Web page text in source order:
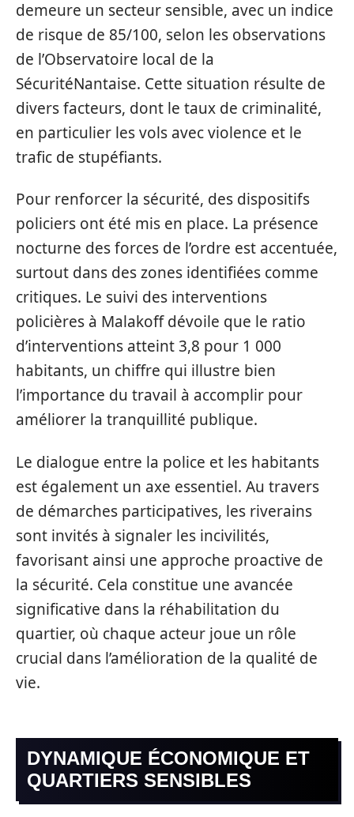
demeure un secteur sensible, avec un indice
de risque de 85/100, selon les observations
de l’Observatoire local de la
SécuritéNantaise. Cette situation résulte de
divers facteurs, dont le taux de criminalité,
en particulier les vols avec violence et le
trafic de stupéfiants.
Pour renforcer la sécurité, des dispositifs
policiers ont été mis en place. La présence
nocturne des forces de l’ordre est accentuée,
surtout dans des zones identifiées comme
critiques. Le suivi des interventions
policières à Malakoff dévoile que le ratio
d’interventions atteint 3,8 pour 1 000
habitants, un chiffre qui illustre bien
l’importance du travail à accomplir pour
améliorer la tranquillité publique.
Le dialogue entre la police et les habitants
est également un axe essentiel. Au travers
de démarches participatives, les riverains
sont invités à signaler les incivilités,
favorisant ainsi une approche proactive de
la sécurité. Cela constitue une avancée
significative dans la réhabilitation du
quartier, où chaque acteur joue un rôle
crucial dans l’amélioration de la qualité de
vie.
DYNAMIQUE ÉCONOMIQUE ET
QUARTIERS SENSIBLES